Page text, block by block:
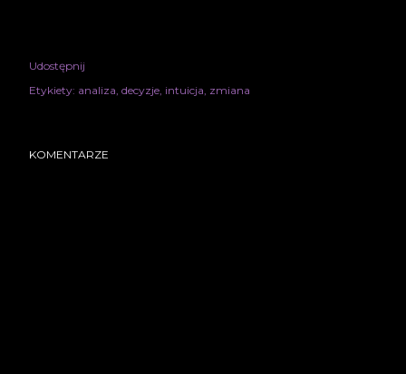
Udostępnij
Etykiety: analiza decyzje intuicja zmiana
KOMENTARZE